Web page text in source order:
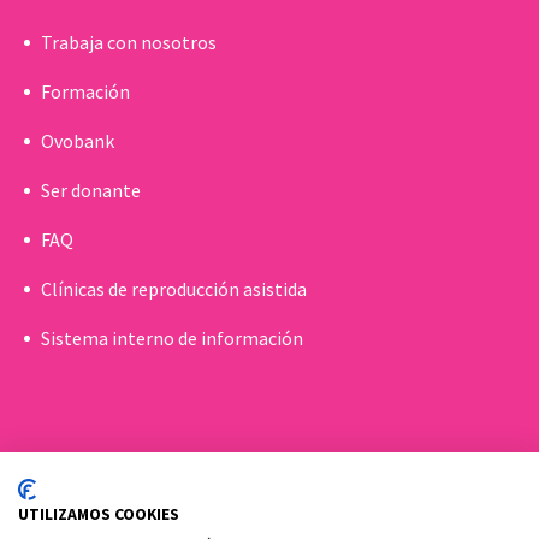
Trabaja con nosotros
Formación
Ovobank
Ser donante
FAQ
Clínicas de reproducción asistida
Sistema interno de información
UTILIZAMOS COOKIES